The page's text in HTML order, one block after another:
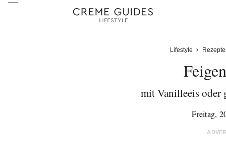
Lifestyle Rezepte
mit Vanilleeis oder
Freitag,